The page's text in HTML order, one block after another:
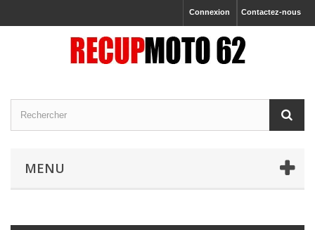
Contactez-nous
Connexion
MENU